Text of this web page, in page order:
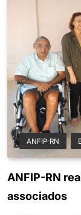
ANFIP-RN
ANFIP-RN
associados